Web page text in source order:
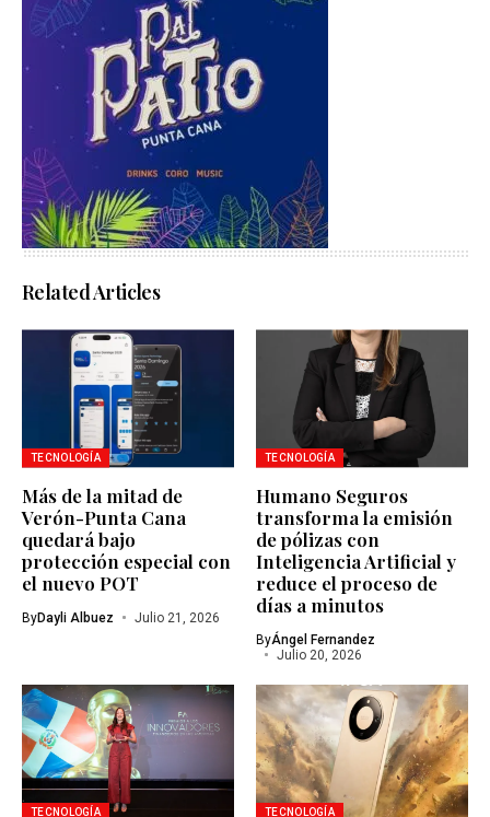
Related Articles
TECNOLOGÍA
Más de la mitad de
Verón-Punta Cana
quedará bajo
protección especial con
el nuevo POT
ByDayli Albuez Julio 21, 2026
TECNOLOGÍA
Humano Seguros
transforma la emisión
de pólizas con
Inteligencia Artificial y
reduce el proceso de
días a minutos
ByÁngel Fernandez
Julio 20, 2026
TECNOLOGÍA TECNOLOGÍA